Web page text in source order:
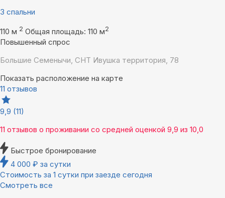
3 спальни
110 м 2 Общая площадь: 110 м2
Повышенный спрос
Большие Семенычи, СНТ Ивушка территория, 78
Показать расположение на карте
11 отзывов
9,9 (11)
11 отзывов о проживании со средней оценкой 9,9 из 10,0
Быстрое бронирование
4 000 ₽ за сутки
Стоимость за 1 сутки при заезде сегодня
Смотреть все